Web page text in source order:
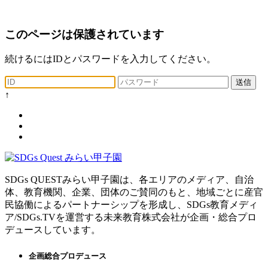
このページは保護されています
続けるにはIDとパスワードを入力してください。
送信
↑
SDGs QUESTみらい甲子園は、各エリアのメディア、自治
体、教育機関、企業、団体のご賛同のもと、地域ごとに産官
民協働によるパートナーシップを形成し、SDGs教育メディ
ア/SDGs.TVを運営する未来教育株式会社が企画・総合プロ
デュースしています。
企画総合プロデュース